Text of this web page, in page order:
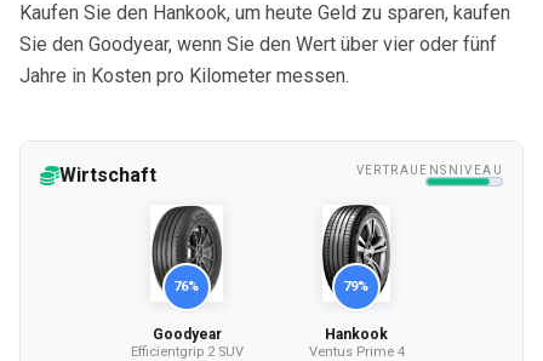
Kaufen Sie den Hankook, um heute Geld zu sparen, kaufen
Sie den Goodyear, wenn Sie den Wert über vier oder fünf
Jahre in Kosten pro Kilometer messen.
Wirtschaft VERTRAUENSNIVEAU
76%
Goodyear
Efficientgrip 2 SUV
79%
Hankook
Ventus Prime 4